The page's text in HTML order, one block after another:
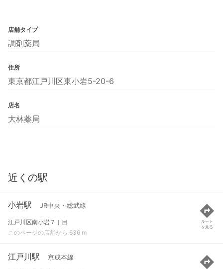
店舗タイプ
調剤薬局
住所
東京都江戸川区東小岩5-20-6
店名
大林薬局
近くの駅
小岩駅 JR中央・総武線
江戸川区南小岩７丁目
このページの店舗から 636 m
ルート
を見る
江戸川駅 京成本線